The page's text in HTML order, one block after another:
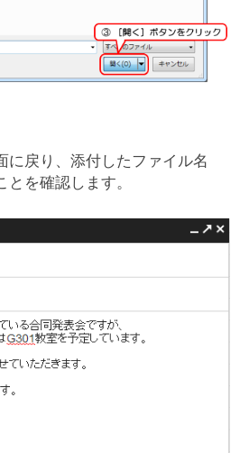
に戻り、添付したファイル名
を確認します。